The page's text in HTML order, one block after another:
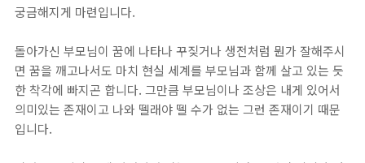
궁금해지게 마련입니다.
돌아가신 부모님이 꿈에 나타나 꾸짖거나 생전처럼 뭔가 잘해주시
면 꿈을 깨고나서도 마치 현실 세계를 부모님과 함께 살고 있는 듯
한 착각에 빠지곤 합니다. 그만큼 부모님이나 조상은 내게 있어서
의미있는 존재이고 나와 뗄래야 뗄 수가 없는 그런 존재이기 때문
입니다.